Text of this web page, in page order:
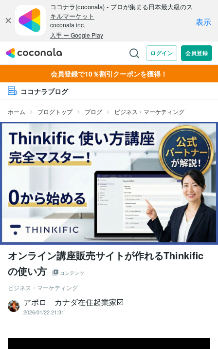
会員登録で10％割引クーポンを獲得！
ココナラブログ
ホーム ブログトップ ブログ ビジネス・マーケティング
オンライン講座販売サイトが作れるThinkific
の使い方
コンテンツ
ビジネス・マーケティング
アポロ カナダ在住起業家☑️
2026/01/22 21:31